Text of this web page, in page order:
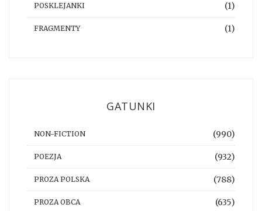
POSKLEJANKI (1)
FRAGMENTY (1)
GATUNKI
NON-FICTION (990)
POEZJA (932)
PROZA POLSKA (788)
PROZA OBCA (635)